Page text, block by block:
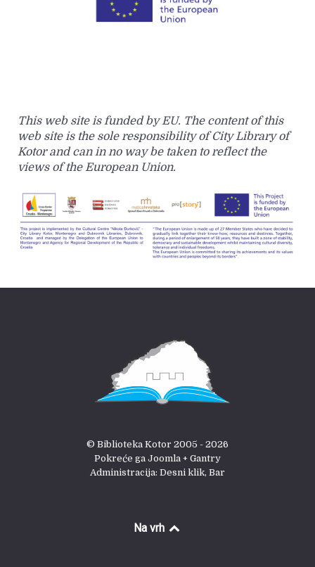
This web site is funded by EU. The content of this
web site is the sole responsibility of City Library of
Kotor and can in no way be taken to reflect the
views of the European Union.
© Biblioteka Kotor 2005 - 2026
Pokreće ga Joomla + Gantry
Administracija: Desni klik, Bar
Na vrh